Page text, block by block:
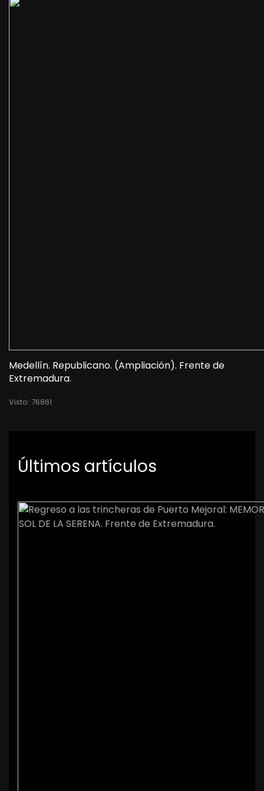
Medellín. Republicano. (Ampliación). Frente de
Extremadura.
Visto: 76861
Últimos artículos